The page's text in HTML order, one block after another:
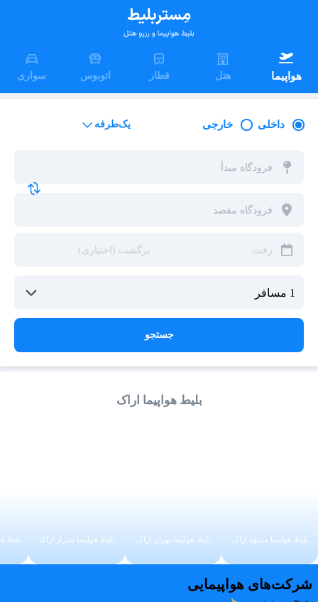
هواپیما هتل قطار اتوبوس سواری
داخلی خارجی یک‌طرفه
جستجو
بلیط هواپیما اراک
بلیط هواپیما مشهد اراک بلیط هواپیما تهران اراک بلیط هواپیما شیراز اراک بلیط
شرکت‌های هواپیمایی